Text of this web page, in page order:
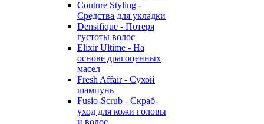
Couture Styling -
Средства для укладки
Densifique - Потеря
густоты волос
Elixir Ultime - На
основе драгоценных
масел
Fresh Affair - Сухой
шампунь
Fusio-Scrub - Скраб-
уход для кожи головы
и волос